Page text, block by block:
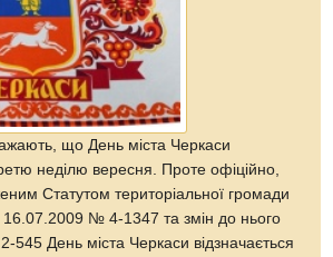
що День міста Черкаси
неділю вересня. Проте офіційно,
Статутом територіальної громади
16.07.2009 № 4-1347 та змін до нього
545 День міста Черкаси відзначається